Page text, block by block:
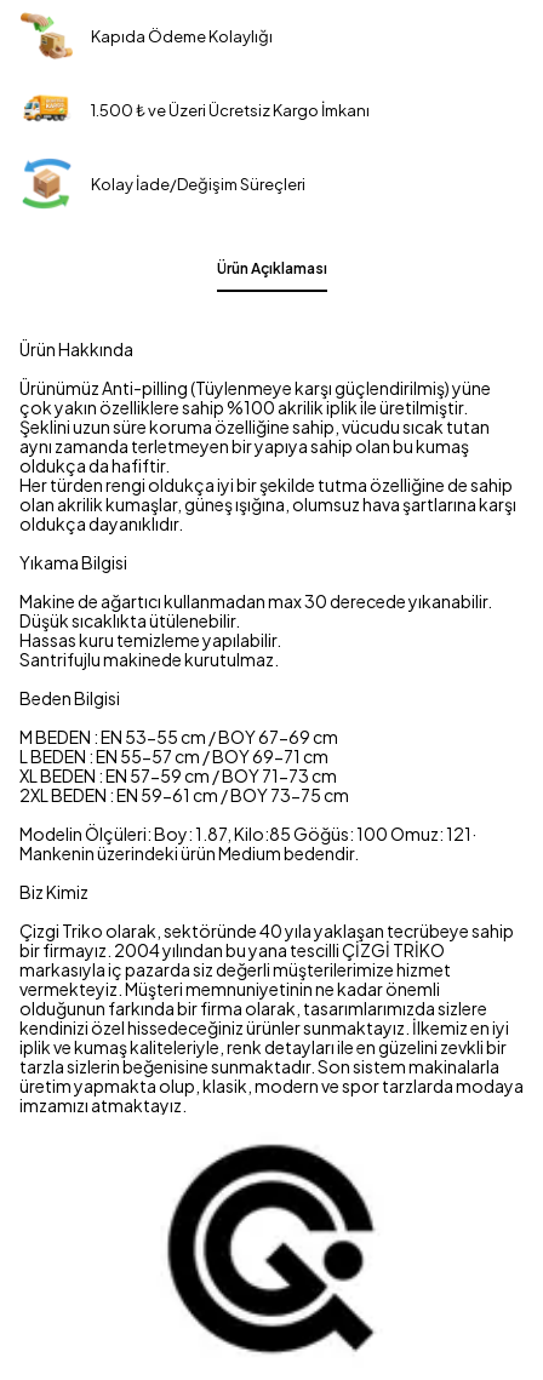
Kapıda Ödeme Kolaylığı
1.500 ₺ ve Üzeri Ücretsiz Kargo İmkanı
Kolay İade/Değişim Süreçleri
Ürün Açıklaması
Ürün Hakkında
Ürünümüz Anti-pilling (Tüylenmeye karşı güçlendirilmiş) yüne
çok yakın özelliklere sahip %100 akrilik iplik ile üretilmiştir.
Şeklini uzun süre koruma özelliğine sahip, vücudu sıcak tutan
aynı zamanda terletmeyen bir yapıya sahip olan bu kumaş
oldukça da hafiftir.
Her türden rengi oldukça iyi bir şekilde tutma özelliğine de sahip
olan akrilik kumaşlar, güneş ışığına, olumsuz hava şartlarına karşı
oldukça dayanıklıdır.
Yıkama Bilgisi
Makine de ağartıcı kullanmadan max 30 derecede yıkanabilir.
Düşük sıcaklıkta ütülenebilir.
Hassas kuru temizleme yapılabilir.
Santrifujlu makinede kurutulmaz.
Beden Bilgisi
M BEDEN : EN 53-55 cm / BOY 67-69 cm
L BEDEN : EN 55-57 cm / BOY 69-71 cm
XL BEDEN : EN 57-59 cm / BOY 71-73 cm
2XL BEDEN : EN 59-61 cm / BOY 73-75 cm
Modelin Ölçüleri: Boy: 1.87, Kilo:85 Göğüs: 100 Omuz: 121·
Mankenin üzerindeki ürün Medium bedendir.
Biz Kimiz
Çizgi Triko olarak, sektöründe 40 yıla yaklaşan tecrübeye sahip
bir firmayız. 2004 yılından bu yana tescilli ÇİZGİ TRİKO
markasıyla iç pazarda siz değerli müşterilerimize hizmet
vermekteyiz. Müşteri memnuniyetinin ne kadar önemli
olduğunun farkında bir firma olarak, tasarımlarımızda sizlere
kendinizi özel hissedeceğiniz ürünler sunmaktayız. İlkemiz en iyi
iplik ve kumaş kaliteleriyle, renk detayları ile en güzelini zevkli bir
tarzla sizlerin beğenisine sunmaktadır. Son sistem makinalarla
üretim yapmakta olup, klasik, modern ve spor tarzlarda modaya
imzamızı atmaktayız.